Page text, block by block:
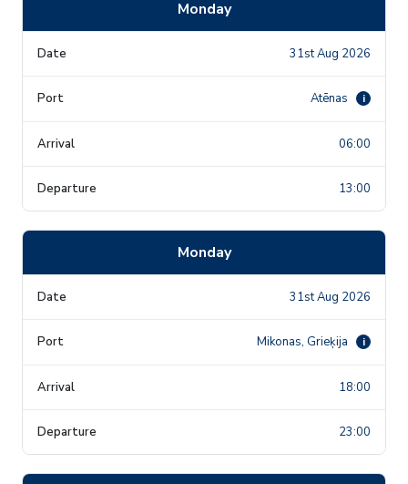
Monday
31st Aug 2026
Atēnas i
06:00
13:00
Monday
31st Aug 2026
Mikonas, Grieķija i
18:00
23:00